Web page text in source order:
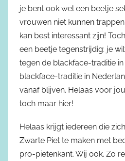
je bent ook wel een beetje
vrouwen niet kunnen
kan best interessant zijn!
een beetje tegenstrijdig: je
tegen de blackface-traditie
blackface-traditie in
vanaf blijven. Helaas voor
toch maar hier!
Helaas krijgt iedereen die
Zwarte Piet te maken met
pro-pietenkant. Wij ook. Zo